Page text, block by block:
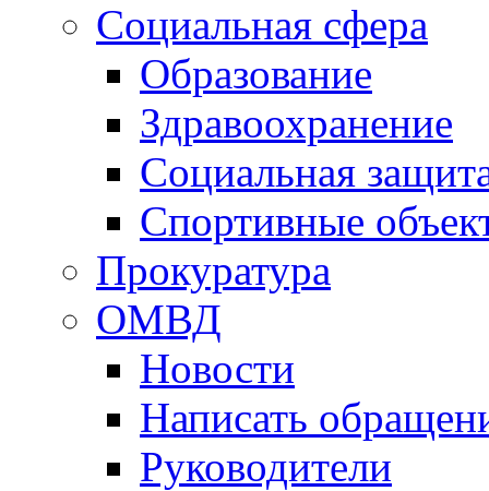
Социальная сфера
Образование
Здравоохранение
Социальная
Спортивные
Прокуратура
ОМВД
Новости
Написать
Руководители